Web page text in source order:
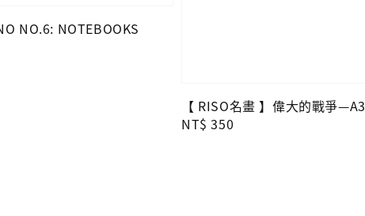
NO.6: NOTEBOOKS
【 RISO名畫 】偉大的戰爭—A3
Regular
NT$ 350